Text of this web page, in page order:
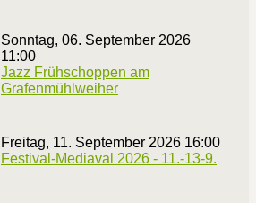
Sonntag, 06. September 2026
11:00
Jazz Frühschoppen am
Grafenmühlweiher
Freitag, 11. September 2026 16:00
Festival-Mediaval 2026 - 11.-13-9.